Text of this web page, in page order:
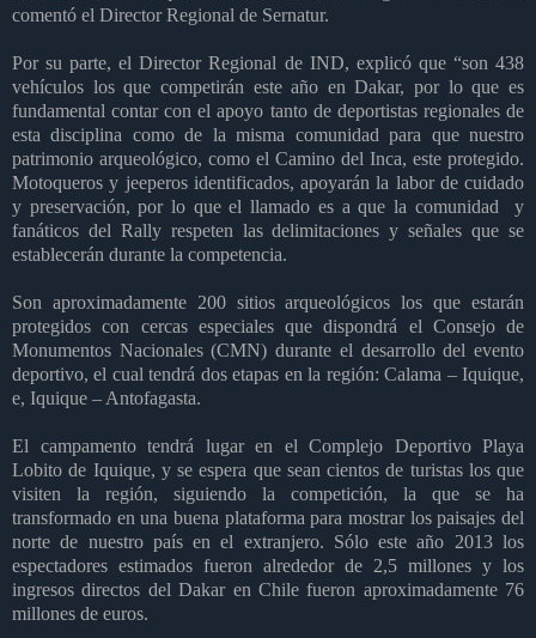
comentó el Director Regional de Sernatur.
Por su parte, el Director Regional de IND, explicó que “son 438
vehículos los que competirán este año en Dakar, por lo que es
fundamental contar con el apoyo tanto de deportistas regionales de
esta disciplina como de la misma comunidad para que nuestro
patrimonio arqueológico, como el Camino del Inca, este protegido.
Motoqueros y jeeperos identificados, apoyarán la labor de cuidado
y preservación, por lo que el llamado es a que la comunidad y
fanáticos del Rally respeten las delimitaciones y señales que se
establecerán durante la competencia.
Son aproximadamente 200 sitios arqueológicos los que estarán
protegidos con cercas especiales que dispondrá el Consejo de
Monumentos Nacionales (CMN) durante el desarrollo del evento
deportivo, el cual tendrá dos etapas en la región: Calama – Iquique,
e, Iquique – Antofagasta.
El campamento tendrá lugar en el Complejo Deportivo Playa
Lobito de Iquique, y se espera que sean cientos de turistas los que
visiten la región, siguiendo la competición, la que se ha
transformado en una buena plataforma para mostrar los paisajes del
norte de nuestro país en el extranjero. Sólo este año 2013 los
espectadores estimados fueron alrededor de 2,5 millones y los
ingresos directos del Dakar en Chile fueron aproximadamente 76
millones de euros.